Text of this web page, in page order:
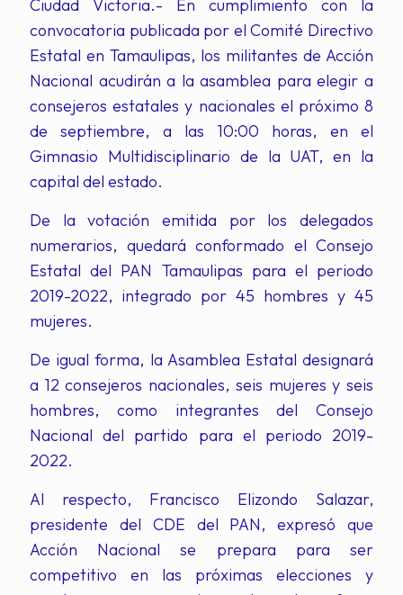
Ciudad Victoria.- En cumplimiento con la
convocatoria publicada por el Comité Directivo
Estatal en Tamaulipas, los militantes de Acción
Nacional acudirán a la asamblea para elegir a
consejeros estatales y nacionales el próximo 8
de septiembre, a las 10:00 horas, en el
Gimnasio Multidisciplinario de la UAT, en la
capital del estado.
De la votación emitida por los delegados
numerarios, quedará conformado el Consejo
Estatal del PAN Tamaulipas para el periodo
2019-2022, integrado por 45 hombres y 45
mujeres.
De igual forma, la Asamblea Estatal designará
a 12 consejeros nacionales, seis mujeres y seis
hombres, como integrantes del Consejo
Nacional del partido para el periodo 2019-
2022.
Al respecto, Francisco Elizondo Salazar,
presidente del CDE del PAN, expresó que
Acción Nacional se prepara para ser
competitivo en las próximas elecciones y